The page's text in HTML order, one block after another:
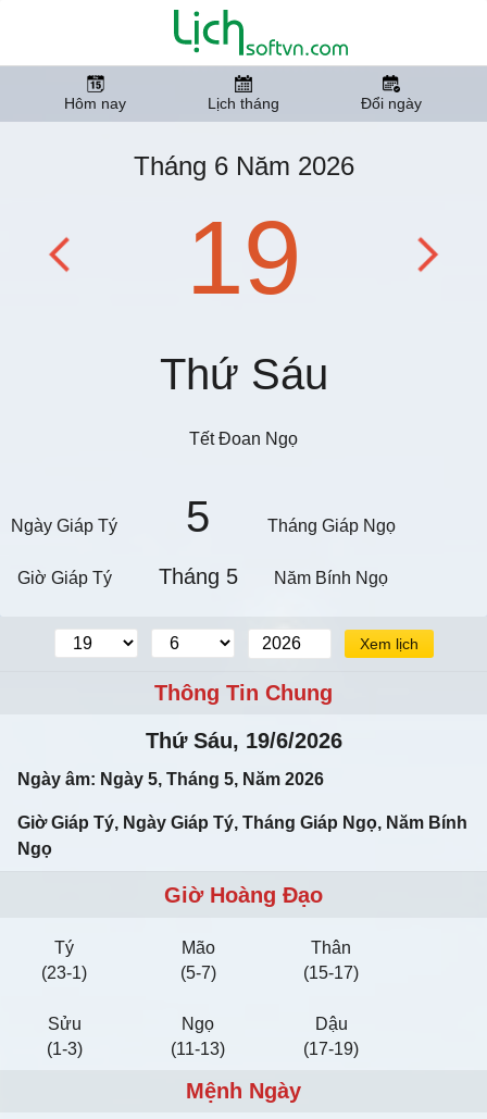
Hôm nay Lịch tháng Đổi ngày
Tháng 6 Năm 2026
19
Thứ Sáu
Tết Đoan Ngọ
Ngày Giáp Tý 5 Tháng Giáp Ngọ
Giờ Giáp Tý Tháng 5 Năm Bính Ngọ
Xem lịch
Thông Tin Chung
Thứ Sáu, 19/6/2026
Ngày âm: Ngày 5, Tháng 5, Năm 2026
Giờ Giáp Tý, Ngày Giáp Tý, Tháng Giáp Ngọ, Năm Bính
Ngọ
Giờ Hoàng Đạo
Tý
(23-1)
Mão
(5-7)
Thân
(15-17)
Sửu
(1-3)
Ngọ
(11-13)
Dậu
(17-19)
Mệnh Ngày